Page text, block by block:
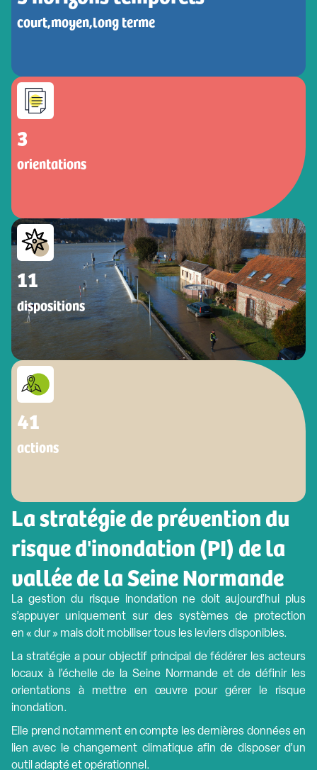
court,moyen,long terme
orientations
3
dispositions
11
actions
41
La stratégie de prévention du
risque d'inondation (PI) de la
vallée de la Seine Normande
La gestion du risque inondation ne doit aujourd’hui plus
s’appuyer uniquement sur des systèmes de protection
en « dur » mais doit mobiliser tous les leviers disponibles.
La stratégie a pour objectif principal de fédérer les acteurs
locaux à l’échelle de la Seine Normande et de définir les
orientations à mettre en œuvre pour gérer le risque
inondation.
Elle prend notamment en compte les dernières données en
lien avec le changement climatique afin de disposer d’un
outil adapté et opérationnel.